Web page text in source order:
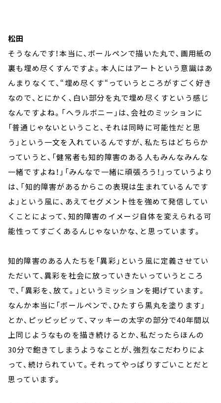
松田
そうなんです！本当に、ボールペンで描いた丸で、画用紙の
裏も埋め尽くすんですよ。本人にはアートという意識はあ
んまりなくて、“埋め尽くす“っていうところがすごく好き
なので、とにかく、白い部分を丸で埋め尽くすという感じ
なんですよね。「へラルボニー」は、会社のミッションに
「普通じゃないということ、それは同時に可能性だと思
う」という一文を入れているんですが、私たちはどちらか
っていうと、「健常者も知的障害のある人もみんなみんな
一緒ですよね！」「みんなで一緒に頑張ろう！」っていうより
は、「知的障害があるからこの表現は生まれているんです
よ」という風に、あえてセグメント性を強めて発信してい
くことによって、知的障害のイメージ自体を変えられる可
能性ってすごくあるんじゃないかな、と思っています。
知的障害のある人たちを「異彩」という風に定義させてい
ただいて、異彩を社会に放っていきたいっていうところ
で、「異彩を、放て。」というミッションを掲げています。
なんか本当に「ボールペンで、ひたすら黒丸を塗ります」
とか、ピッピッピッて、マッキーの太字の部分で40年間以
上同じようなものを描き続けるとか、私だったらほんの
30分で飽きてしまうようなことが、強烈なこだわりによ
って、続けられていて。それってやっぱりすごいことだと
思っています。